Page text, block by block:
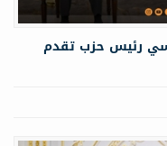
رئيس حزب تقدم